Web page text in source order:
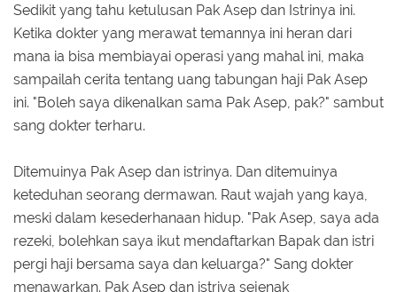
Sedikit yang tahu ketulusan Pak Asep dan Istrinya ini.
Ketika dokter yang merawat temannya ini heran dari
mana ia bisa membiayai operasi yang mahal ini, maka
sampailah cerita tentang uang tabungan haji Pak Asep
ini. "Boleh saya dikenalkan sama Pak Asep, pak?" sambut
sang dokter terharu.
Ditemuinya Pak Asep dan istrinya. Dan ditemuinya
keteduhan seorang dermawan. Raut wajah yang kaya,
meski dalam kesederhanaan hidup. "Pak Asep, saya ada
rezeki, bolehkan saya ikut mendaftarkan Bapak dan istri
pergi haji bersama saya dan keluarga?" Sang dokter
menawarkan. Pak Asep dan istriya sejenak